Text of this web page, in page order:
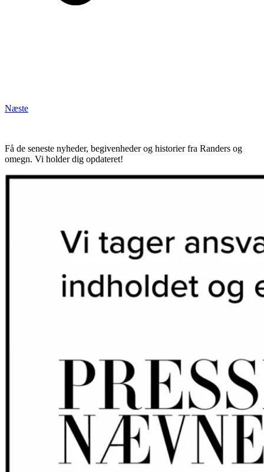
Næste
Få de seneste nyheder, begivenheder og historier fra Randers og
omegn. Vi holder dig opdateret!